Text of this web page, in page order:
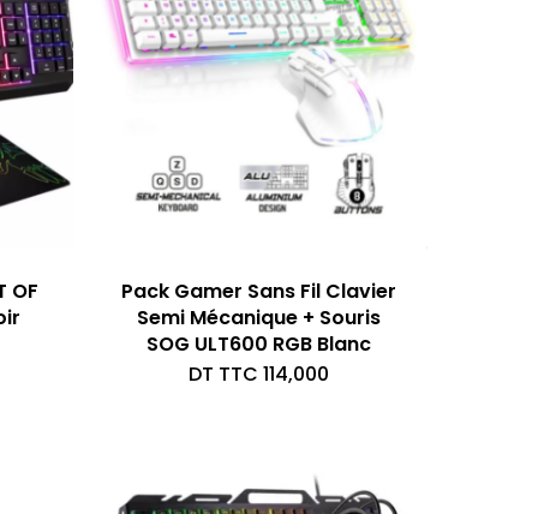
OF
Pack Gamer Sans Fil Clavier
Semi Mécanique + Souris
SOG ULT600 RGB Blanc
DT TTC 114,000